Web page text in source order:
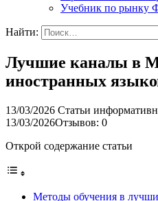
Учебник по
Найти:
Лучшие каналы в
иностранных
13/03/2026 Статьи
13/03/2026Отзывов: 0
Открой содержание статьи
Методы обучения в